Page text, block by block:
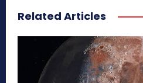
Related Articles